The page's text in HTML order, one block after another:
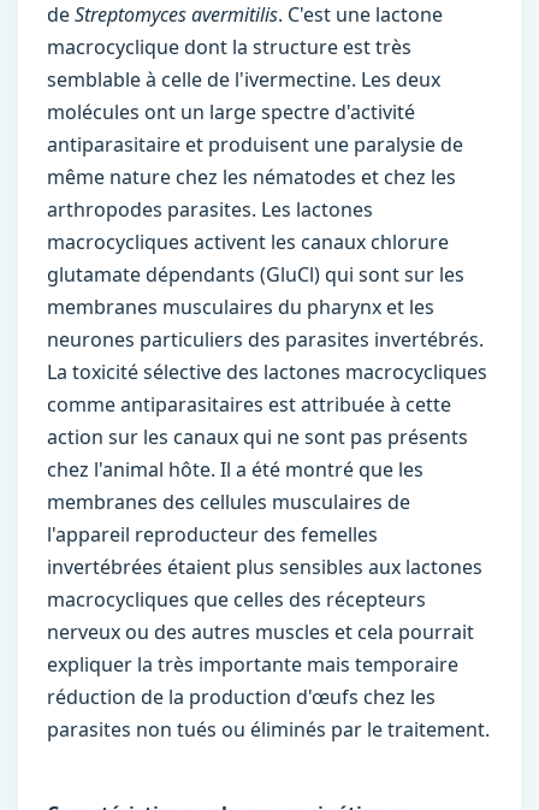
deStreptomyces avermitilis. C'est une lactone
macrocyclique dont la structure est très
semblable à celle de l'ivermectine. Les deux
molécules ont un large spectre d'activité
antiparasitaire et produisent une paralysie de
même nature chez les nématodes et chez les
arthropodes parasites. Les lactones
macrocycliques activent les canaux chlorure
glutamate dépendants (GluCl) qui sont sur les
membranes musculaires du pharynx et les
neurones particuliers des parasites invertébrés.
La toxicité sélective des lactones macrocycliques
comme antiparasitaires est attribuée à cette
action sur les canaux qui ne sont pas présents
chez l'animal hôte. Il a été montré que les
membranes des cellules musculaires de
l'appareil reproducteur des femelles
invertébrées étaient plus sensibles aux lactones
macrocycliques que celles des récepteurs
nerveux ou des autres muscles et cela pourrait
expliquer la très importante mais temporaire
réduction de la production d'œufs chez les
parasites non tués ou éliminés par le traitement.